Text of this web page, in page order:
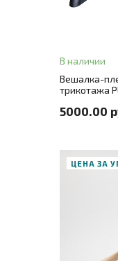
В наличии
Вешалка-
трикотажа
5000.00
Длина
Цвет металла
Количество в
ЦЕНА ЗА